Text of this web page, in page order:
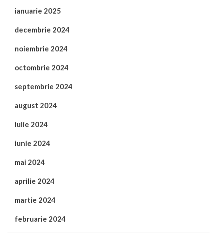
ianuarie 2025
decembrie 2024
noiembrie 2024
octombrie 2024
septembrie 2024
august 2024
iulie 2024
iunie 2024
mai 2024
aprilie 2024
martie 2024
februarie 2024